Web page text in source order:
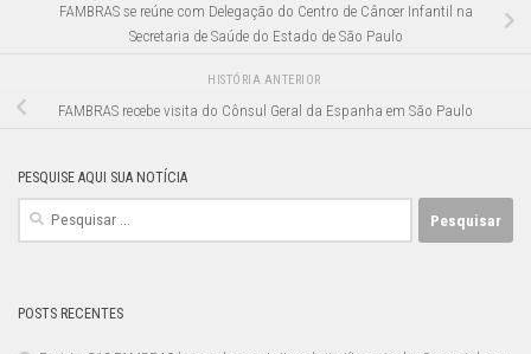
FAMBRAS se reúne com Delegação do Centro de Câncer Infantil na
Secretaria de Saúde do Estado de São Paulo
HISTÓRIA ANTERIOR
FAMBRAS recebe visita do Cônsul Geral da Espanha em São Paulo
PESQUISE AQUI SUA NOTÍCIA
Pesquisar
POSTS RECENTES